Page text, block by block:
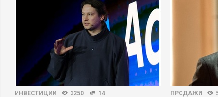
ИНВЕСТИЦИИ 3250 14 ПРОДАЖИ